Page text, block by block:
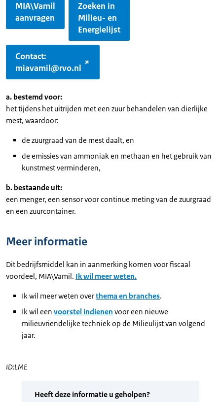
MIA\Vamil
aanvragen
Zoeken in
Milieu- en
Energielijst
Contact:
miavamil@rvo.nl
a. bestemd voor:
het tijdens het uitrijden met een zuur behandelen van dierlijke
mest, waardoor:
de zuurgraad van de mest daalt, en
de emissies van ammoniak en methaan en het gebruik van
kunstmest verminderen,
b. bestaande uit:
een menger, een sensor voor continue meting van de zuurgraad
en een zuurcontainer.
Meer informatie
Dit bedrijfsmiddel kan in aanmerking komen voor fiscaal
voordeel, MIA\Vamil. Ik wil meer weten.
Ik wil meer weten overthema en branches.
Ik wil een voorstel indienen voor een nieuwe
milieuvriendelijke techniek op de Milieulijst van volgend
jaar.
ID:LME